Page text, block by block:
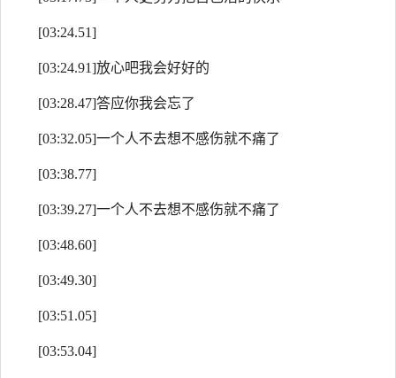
[03:24.51]
[03:24.91]放心吧我会好好的
[03:28.47]答应你我会忘了
[03:32.05]一个人不去想不感伤就不痛了
[03:38.77]
[03:39.27]一个人不去想不感伤就不痛了
[03:48.60]
[03:49.30]
[03:51.05]
[03:53.04]